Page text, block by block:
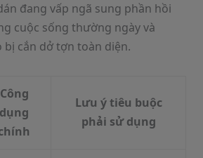
đang vấp ngã sung phần hồi
cuộc sống thường ngày và
cắn dở tợn toàn diện.
Công
dụng
Lưu ý tiêu buộc
phải sử dụng